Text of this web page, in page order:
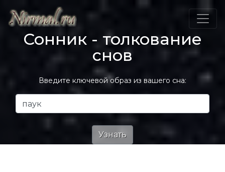
Сонник - толкование
снов
Введите ключевой образ из вашего сна: